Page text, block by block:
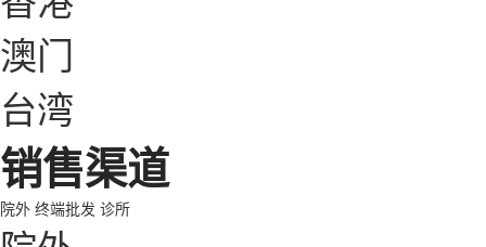
澳门
台湾
销售渠道
院外 终端批发 诊所